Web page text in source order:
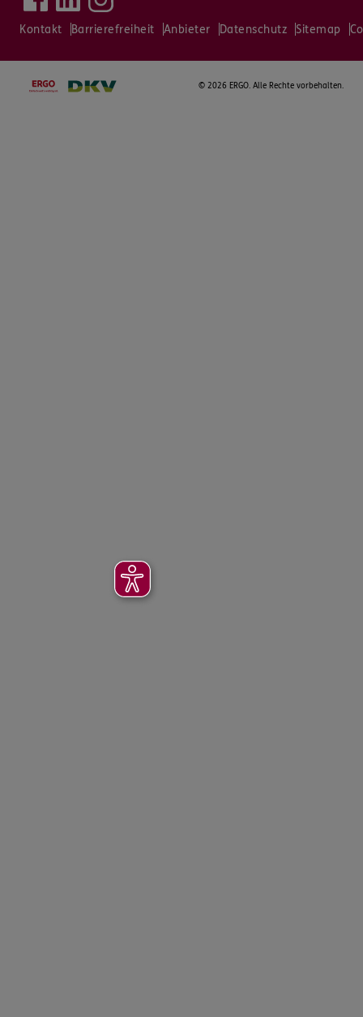
Kontakt Barrierefreiheit Anbieter Datenschutz Sitemap
© 2026 ERGO. Alle Rechte vorbehalten.